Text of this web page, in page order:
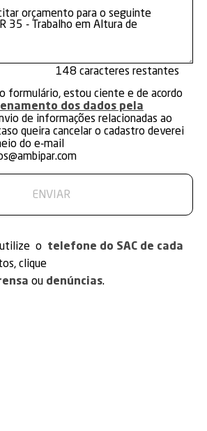
148
formulário, estou ciente e de acordo
dos dados pela
de informações relacionadas ao
queira cancelar o cadastro deverei
do e-mail
utilize o telefone do SAC de cada
clique
ou denúncias.